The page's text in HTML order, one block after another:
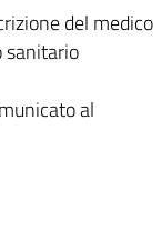
del medico
sanitario
al